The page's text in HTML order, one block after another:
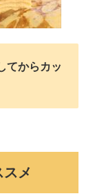
てからカッ
メ